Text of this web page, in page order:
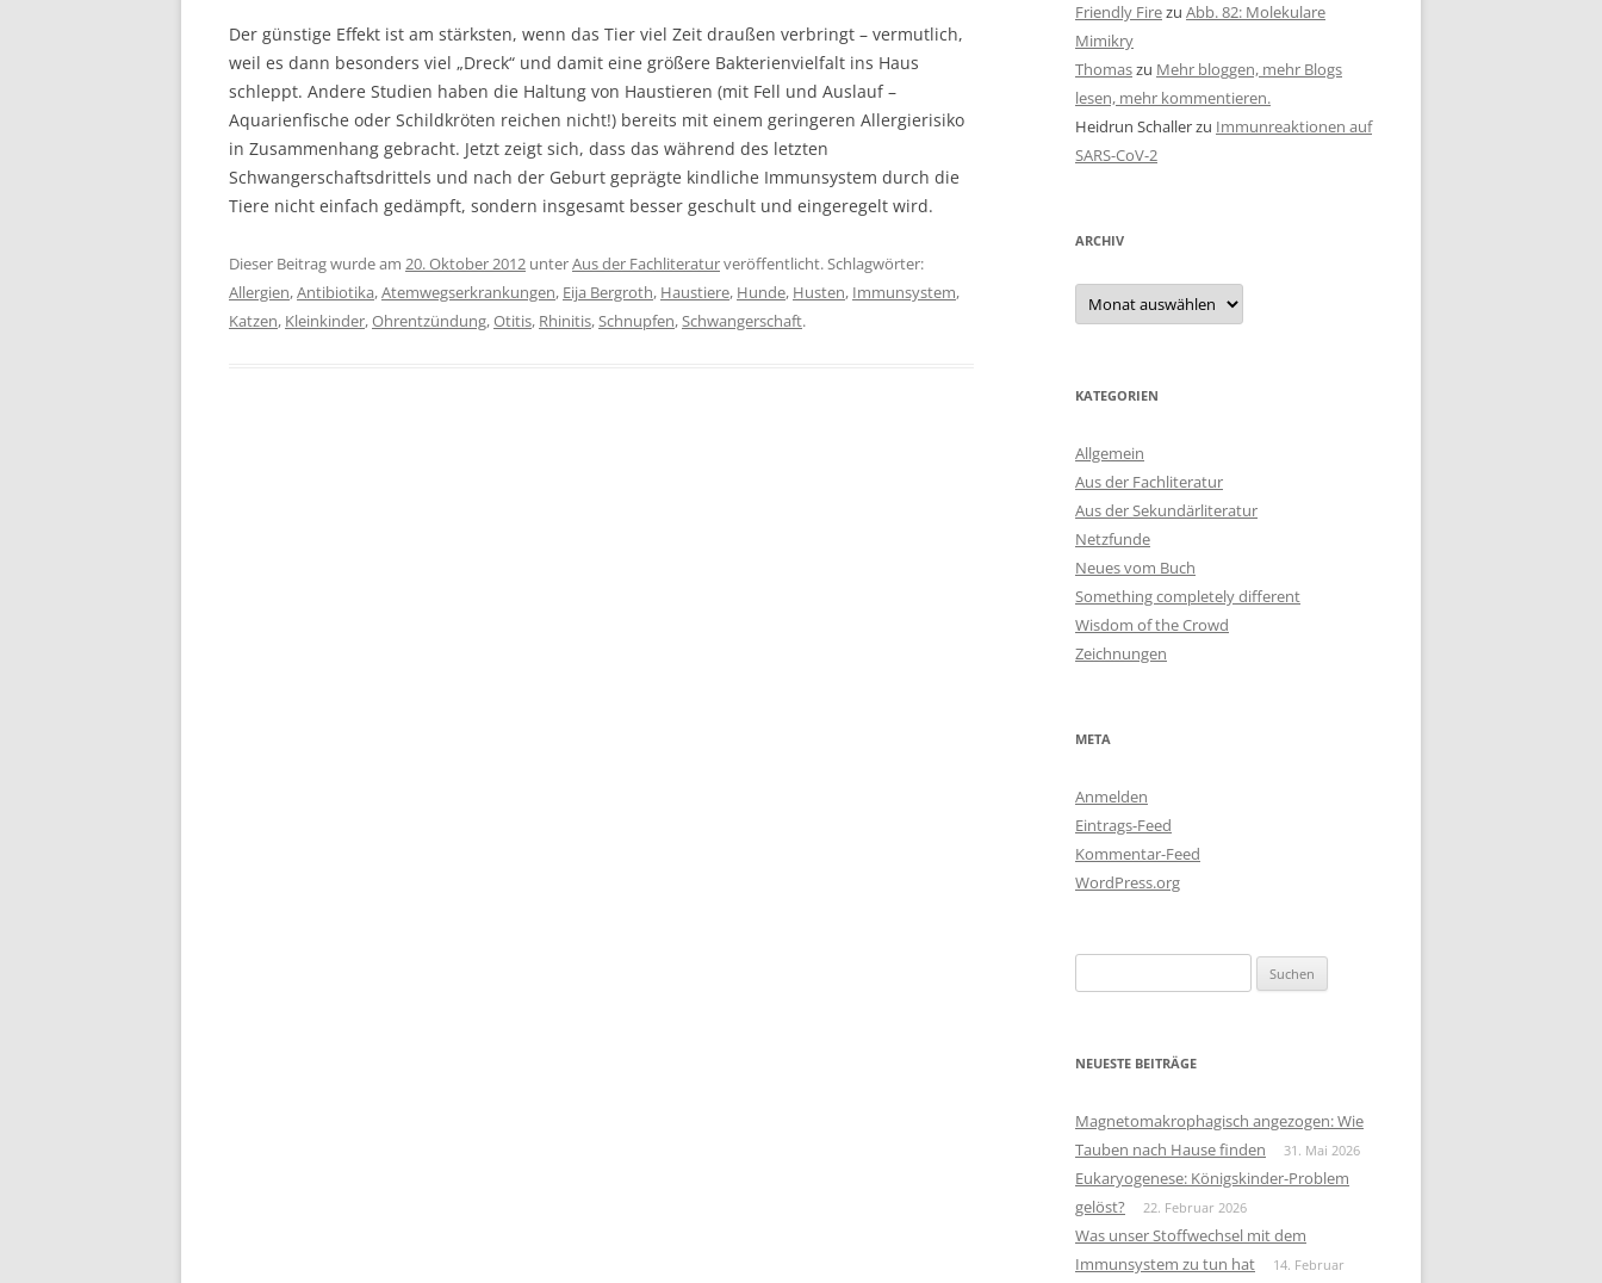
Der günstige Effekt ist am stärksten, wenn das Tier viel Zeit draußen verbringt – vermutlich,
weil es dann besonders viel „Dreck“ und damit eine größere Bakterienvielfalt ins Haus
schleppt. Andere Studien haben die Haltung von Haustieren (mit Fell und Auslauf –
Aquarienfische oder Schildkröten reichen nicht!) bereits mit einem geringeren Allergierisiko
in Zusammenhang gebracht. Jetzt zeigt sich, dass das während des letzten
Schwangerschaftsdrittels und nach der Geburt geprägte kindliche Immunsystem durch die
Tiere nicht einfach gedämpft, sondern insgesamt besser geschult und eingeregelt wird.
Dieser Beitrag wurde am 20. Oktober 2012 unterAus der Fachliteraturveröffentlicht. Schlagwörter:
Allergien,Antibiotika,Atemwegserkrankungen, Eija Bergroth, Haustiere, Hunde, Husten, Immunsystem,
Katzen, Kleinkinder,Ohrentzündung,Otitis, Rhinitis,Schnupfen,Schwangerschaft.
Friendly Firezu Abb. 82: Molekulare
Mimikry
Thomaszu Mehr bloggen, mehr Blogs
lesen, mehr kommentieren.
Heidrun Schallerzu Immunreaktionen auf
SARS-CoV-2
ARCHIV
Archiv
KATEGORIEN
Allgemein
Aus der Fachliteratur
Aus der Sekundärliteratur
Netzfunde
Neues vom Buch
Something completely different
Wisdom of the Crowd
Zeichnungen
META
Anmelden
Eintrags-Feed
Kommentar-Feed
WordPress.org
nach:
NEUESTE BEITRÄGE
Magnetomakrophagisch angezogen: Wie
Tauben nach Hause finden
31. Mai 2026
Eukaryogenese: Königskinder-Problem
gelöst?
22. Februar 2026
Was unser Stoffwechsel mit dem
Immunsystem zu tun hat
14. Februar